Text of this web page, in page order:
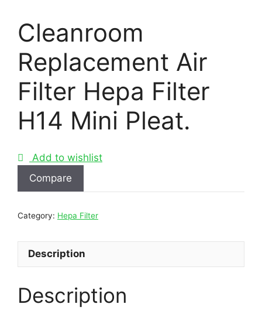
Cleanroom
Replacement Air
Filter Hepa Filter
H14 Mini Pleat.
Add to wishlist
Compare
Category: Hepa Filter
Description
Description